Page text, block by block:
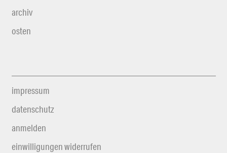
archiv
osten
impressum
datenschutz
anmelden
einwilligungen widerrufen